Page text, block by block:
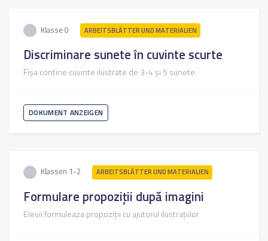
Klasse 0 ARBEITSBLÄTTER UND MATERIALIEN
Discriminare sunete în cuvinte scurte
Fișa contine cuvinte ilustrate de 3-4 și 5 sunete.
DOKUMENT ANZEIGEN
Klassen 1-2 ARBEITSBLÄTTER UND MATERIALIEN
Formulare propoziții după imagini
Elevii formuleaza propoziții cu ajutorul ilustrațiilor